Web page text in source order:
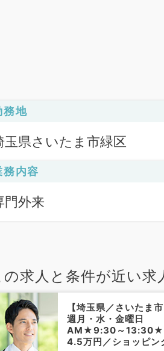
務地
玉県さいたま市緑区
務内容
門外来
の求人と条件が近い求
【埼玉県／さいたま
週月・水・金曜日
AM★9:30～
4.5万円／ショッピン